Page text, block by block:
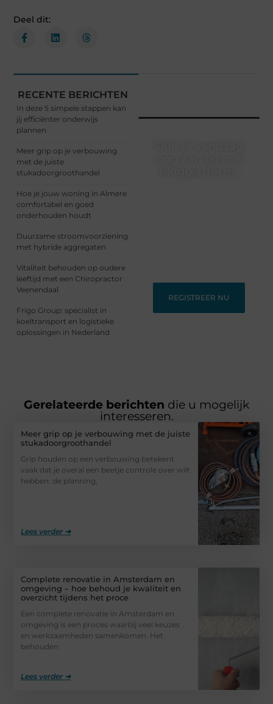
Deel dit:
RECENTE BERICHTEN
In deze 5 simpele stappen kan
jij efficiënter onderwijs
plannen
Meer grip op je verbouwing
met de juiste
stukadoorgroothandel
Hoe je jouw woning in Almere
comfortabel en goed
onderhouden houdt
Duurzame stroomvoorziening
met hybride aggregaten
Vitaliteit behouden op oudere
leeftijd met een Chiropractor
Veenendaal
Frigo Group: specialist in
koeltransport en logistieke
oplossingen in Nederland
REGISTREER NU
Gerelateerde berichten die u mogelijk
interesseren.
Meer grip op je verbouwing met de juiste
stukadoorgroothandel
Grip houden op een verbouwing betekent
vaak dat je overal een beetje controle over wilt
hebben: de planning,
Lees verder ➜
Complete renovatie in Amsterdam en
omgeving – hoe behoud je kwaliteit en
overzicht tijdens het proce
Een complete renovatie in Amsterdam en
omgeving is een proces waarbij veel keuzes
en werkzaamheden samenkomen. Het
behouden
Lees verder ➜